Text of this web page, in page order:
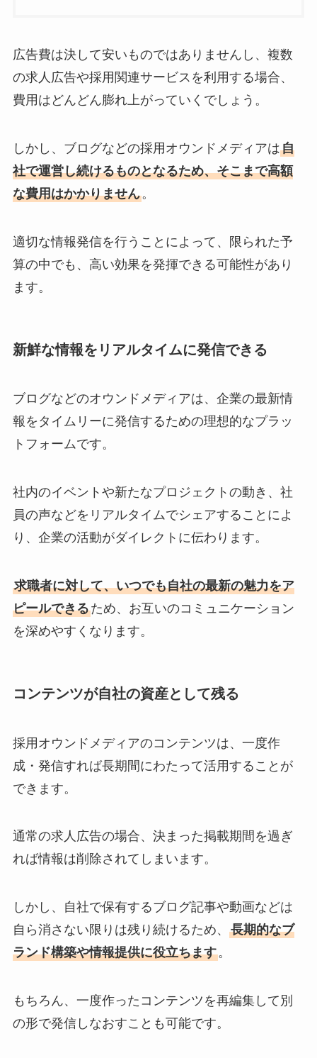
広告費は決して安いものではありませんし、複数
の求人広告や採用関連サービスを利用する場合、
費用はどんどん膨れ上がっていくでしょう。
しかし、ブログなどの採用オウンドメディアは自
社で運営し続けるものとなるため、そこまで高額
な費用はかかりません。
適切な情報発信を行うことによって、限られた予
算の中でも、高い効果を発揮できる可能性があり
ます。
新鮮な情報をリアルタイムに発信できる
ブログなどのオウンドメディアは、企業の最新情
報をタイムリーに発信するための理想的なプラッ
トフォームです。
社内のイベントや新たなプロジェクトの動き、社
員の声などをリアルタイムでシェアすることによ
り、企業の活動がダイレクトに伝わります。
求職者に対して、いつでも自社の最新の魅力をア
ピールできるため、お互いのコミュニケーション
を深めやすくなります。
コンテンツが自社の資産として残る
採用オウンドメディアのコンテンツは、一度作
成・発信すれば長期間にわたって活用することが
できます。
通常の求人広告の場合、決まった掲載期間を過ぎ
れば情報は削除されてしまいます。
しかし、自社で保有するブログ記事や動画などは
自ら消さない限りは残り続けるため、 長期的なブ
ランド構築や情報提供に役立ちます。
もちろん、一度作ったコンテンツを再編集して別
の形で発信しなおすことも可能です。